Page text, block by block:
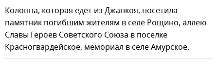
Колонна, которая едет из Джанкоя, посетила
памятник погибшим жителям в селе Рощино, аллею
Славы Героев Советского Союза в поселке
Красногвардейское, мемориал в селе Амурское.